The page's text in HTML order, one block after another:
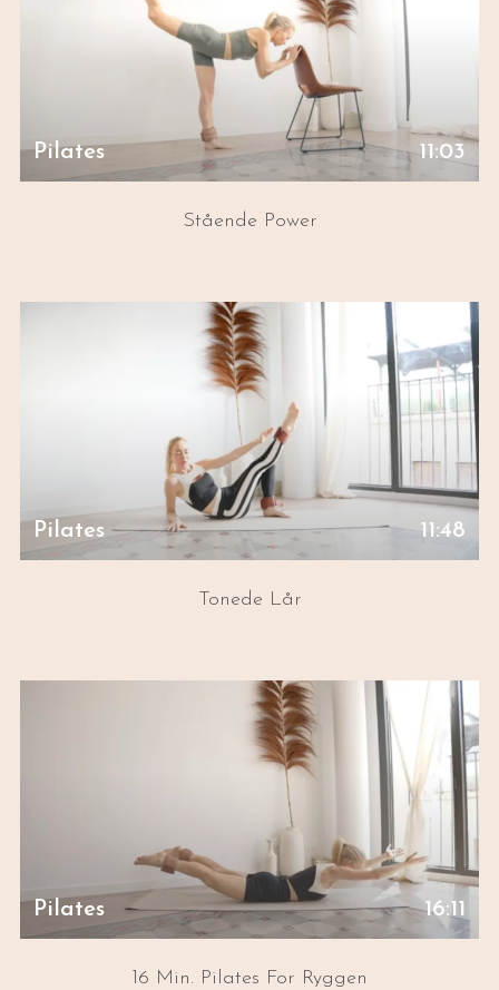
Pilates 11:03
Stående Power
Pilates 11:48
Tonede Lår
Pilates 16:11
16 Min. Pilates For Ryggen